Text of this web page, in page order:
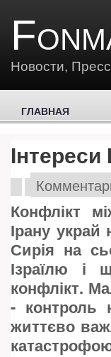
Новости,
ГЛАВНАЯ
Інтереси
Конфлікт
Ірану
Сирія на
Ізраїлю і
конфлікт.
- контроль
життєво